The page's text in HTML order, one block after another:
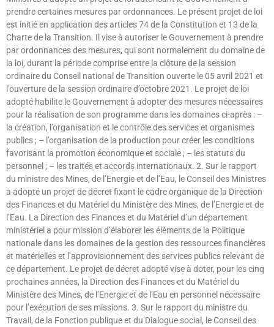
prendre certaines mesures par ordonnances. Le présent projet de loi
est initié en application des articles 74 de la Constitution et 13 de la
Charte de la Transition. Il vise à autoriser le Gouvernement à prendre
par ordonnances des mesures, qui sont normalement du domaine de
la loi, durant la période comprise entre la clôture de la session
ordinaire du Conseil national de Transition ouverte le 05 avril 2021 et
l’ouverture de la session ordinaire d’octobre 2021. Le projet de loi
adopté habilite le Gouvernement à adopter des mesures nécessaires
pour la réalisation de son programme dans les domaines ci-après : –
la création, l’organisation et le contrôle des services et organismes
publics ; – l’organisation de la production pour créer les conditions
favorisant la promotion économique et sociale ; – les statuts du
personnel ; – les traités et accords internationaux. 2. Sur le rapport
du ministre des Mines, de l’Energie et de l’Eau, le Conseil des Ministres
a adopté un projet de décret fixant le cadre organique de la Direction
des Finances et du Matériel du Ministère des Mines, de l’Energie et de
l’Eau. La Direction des Finances et du Matériel d’un département
ministériel a pour mission d’élaborer les éléments de la Politique
nationale dans les domaines de la gestion des ressources financières
et matérielles et l’approvisionnement des services publics relevant de
ce département. Le projet de décret adopté vise à doter, pour les cinq
prochaines années, la Direction des Finances et du Matériel du
Ministère des Mines, de l’Energie et de l’Eau en personnel nécessaire
pour l’exécution de ses missions. 3. Sur le rapport du ministre du
Travail, de la Fonction publique et du Dialogue social, le Conseil des